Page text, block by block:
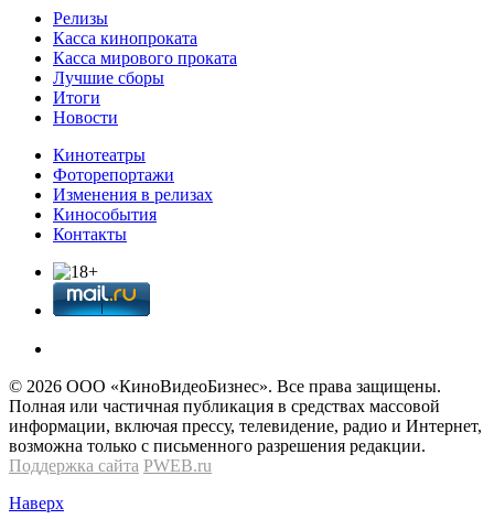
Релизы
Касса кинопроката
Касса мирового проката
Лучшие сборы
Итоги
Новости
Кинотеатры
Фоторепортажи
Изменения в релизах
Кинособытия
Контакты
© 2026 OOО «КиноВидеоБизнес». Все права защищены.
Полная или частичная публикация в средствах массовой
информации, включая прессу, телевидение, радио и Интернет,
возможна только с письменного разрешения редакции.
Поддержка сайта PWEB.ru
Наверх